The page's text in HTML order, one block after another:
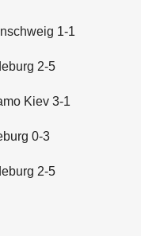
1-1
2-5
Kiev 3-1
0-3
2-5